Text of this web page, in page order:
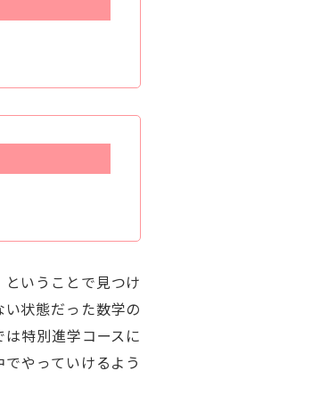
いうことで見つけ
状態だった数学の
特別進学コースに
やっていけるよう